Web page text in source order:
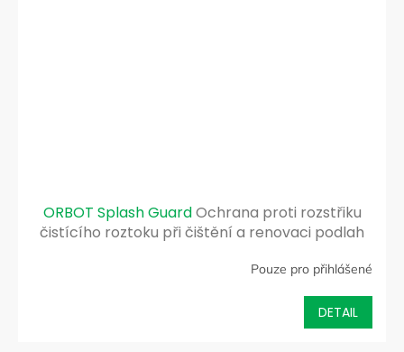
ORBOT Splash GuardOchrana proti rozstřiku
čistícího roztoku při čištění a renovaci podlah
Pouze pro přihlášené
DETAIL